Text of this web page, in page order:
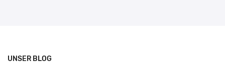
UNSER BLOG